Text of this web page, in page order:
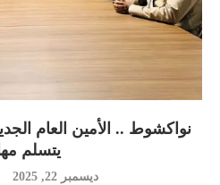
نواكشوط .. الأمين العام
يتسلم
ديسمبر 22, 2025